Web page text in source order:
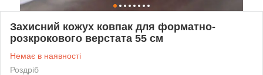
Захисний кожух ковпак для форматно-
розкрокового верстата 55 см
Немає в наявності
Роздріб